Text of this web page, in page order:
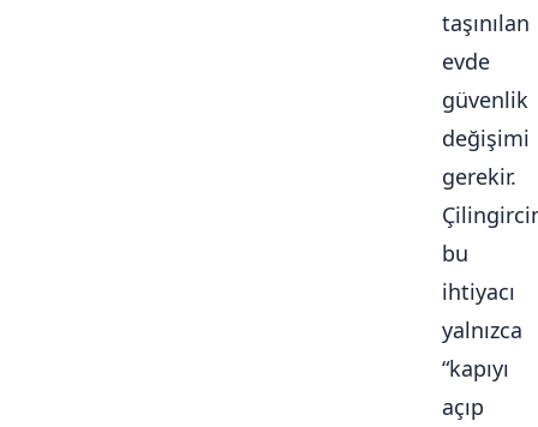
taşınılan
evde
güvenlik
değişimi
gerekir.
bu
ihtiyacı
yalnızca
“kapıyı
açıp